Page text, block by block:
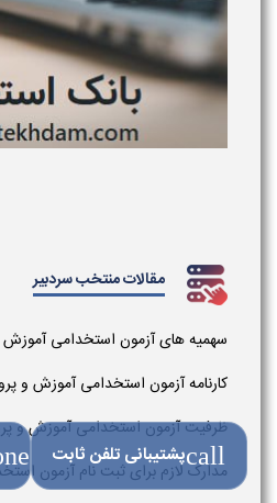
مقالات منتخب سردبیر
سهمیه های آزمون استخدامی
کارنامه آزمون استخدامی آموزش و
ظرفیت آزمون استخدامی آموزش و
مدارک لازم برای ثبت نام آزمون
callپشتیبانی تلفن ثابت